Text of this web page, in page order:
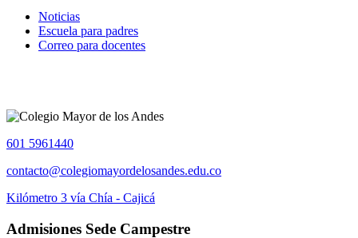
Noticias
Escuela para padres
Correo para docentes
601 5961440
contacto@colegiomayordelosandes.edu.co
Kilómetro 3 vía Chía - Cajicá
Admisiones Sede Campestre